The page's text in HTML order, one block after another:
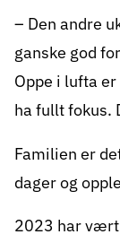
– Den andre
ganske god
Oppe i lufta
ha fullt fokus.
Familien er
dager og
2023 har vært